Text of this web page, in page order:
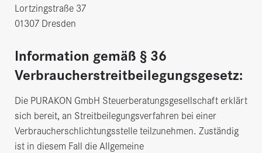
Lortzingstraße 37
01307 Dresden
Information gemäß § 36
Verbraucherstreitbeilegungsgesetz:
Die PURAKON GmbH Steuerberatungsgesellschaft erklärt
sich bereit, an Streitbeilegungsverfahren bei einer
Verbraucherschlichtungsstelle teilzunehmen. Zuständig
ist in diesem Fall die Allgemeine